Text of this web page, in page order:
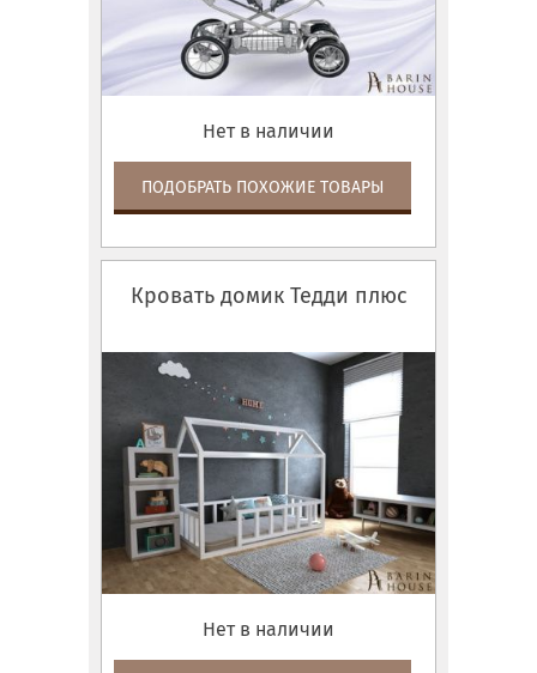
Нет в наличии
ПОДОБРАТЬ ПОХОЖИЕ ТОВАРЫ
Кровать домик Тедди плюс
Нет в наличии